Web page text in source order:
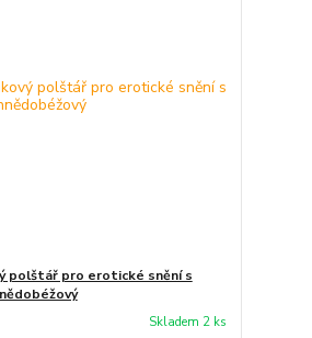
polštář pro erotické snění s
Skladem 2 ks